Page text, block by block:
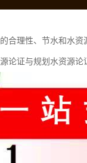
合理性、节水和水
论证与规划水资源